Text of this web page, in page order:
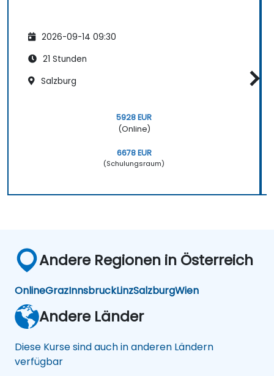
2026-09-14 09:30
21 Stunden
Salzburg
5928 EUR
(Online)
6678 EUR
(Schulungsraum)
Andere Regionen in Österreich
OnlineGrazInnsbruckLinzSalzburgWien
Andere Länder
Diese Kurse sind auch in anderen Ländern
verfügbar